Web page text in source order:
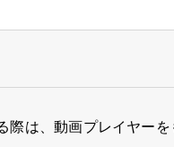
は、動画プレイヤー